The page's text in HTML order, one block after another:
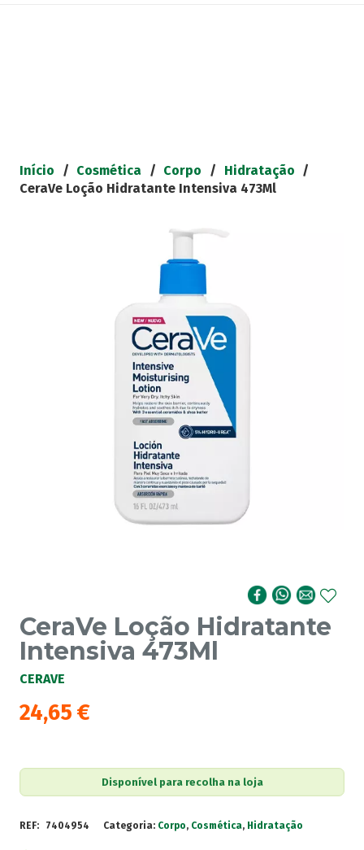
Início / Cosmética / Corpo / Hidratação /
CeraVe Loção Hidratante Intensiva 473Ml
CeraVe Loção Hidratante
Intensiva 473Ml
CERAVE
24,65 €
Disponível para recolha na loja
REF: 7404954 Categoria: Corpo, Cosmética, Hidratação